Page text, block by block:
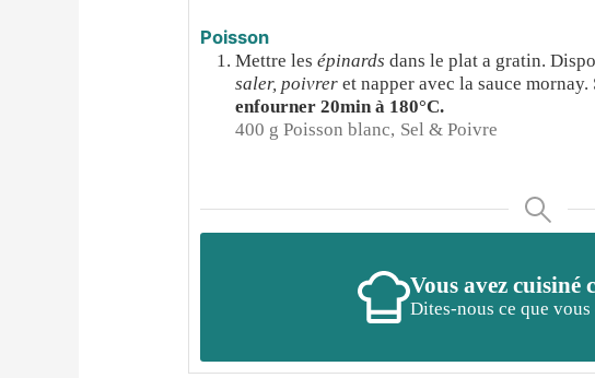
Poisson
Mettre lesépinardsdans le plat a gratin.
saler, poivrer et napper avec la sauce
enfourner 20min à 180°C.
400 g Poisson blanc, Sel & Poivre
Vous avez cuisiné
Dites-nous ce que vous